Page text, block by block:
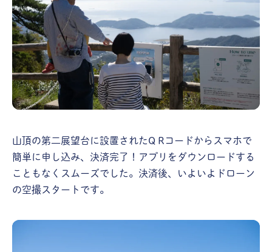
山頂の第二展望台に設置されたQ Rコードからスマホで
簡単に申し込み、決済完了！アプリをダウンロードする
こともなくスムーズでした。決済後、いよいよドローン
の空撮スタートです。